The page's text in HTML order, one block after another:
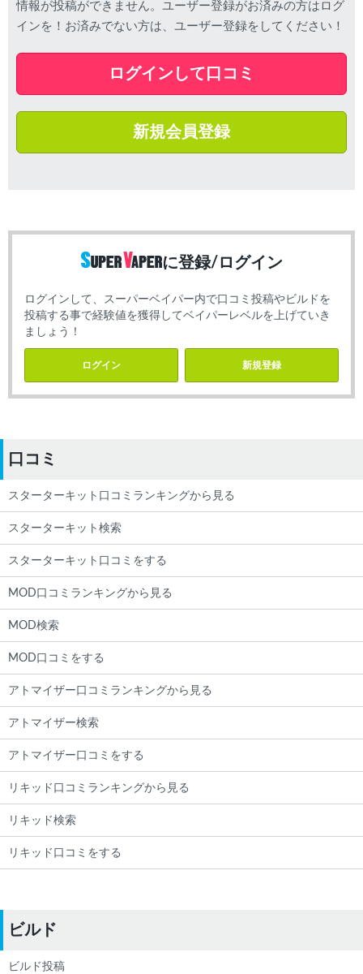
情報が投稿ができません。ユーザー登録がお済みの方はログ
インを！お済みでない方は、ユーザー登録をしてください！
ログインして口コミ
新規会員登録
に登録/ログイン
ログインして、スーパーベイパー内で口コミ投稿やビルドを
投稿する事で経験値を獲得してベイパーレベルを上げていき
ましょう！
ログイン 新規登録
口コミ
スターターキット口コミランキングから見る
スターターキット検索
スターターキット口コミをする
MOD口コミランキングから見る
MOD検索
MOD口コミをする
アトマイザー口コミランキングから見る
アトマイザー検索
アトマイザー口コミをする
リキッド口コミランキングから見る
リキッド検索
リキッド口コミをする
ビルド
ビルド投稿